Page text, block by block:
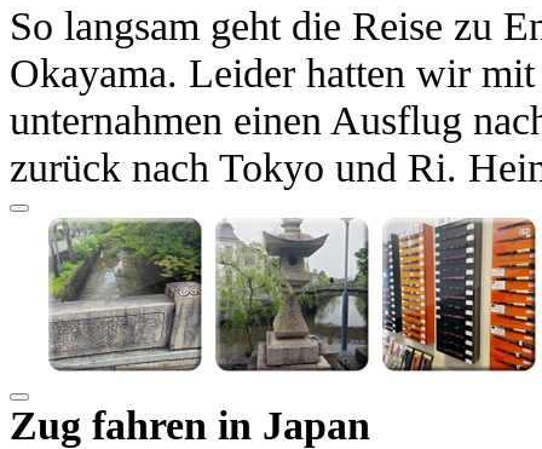
So langsam geht die Reise zu
Okayama. Leider hatten wir
unternahmen einen Ausflug
zurück nach Tokyo und Ri.
Zug fahren in Japan